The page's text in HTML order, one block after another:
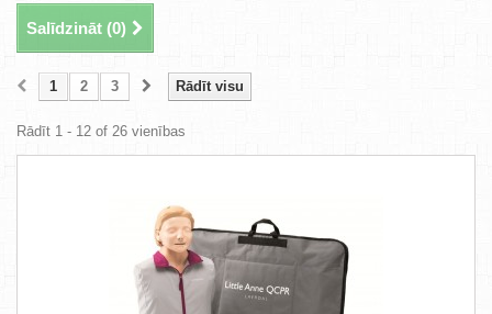
Salīdzināt (0)
Rādīt visu
1 2 3
Rādīt 1 - 12 of 26 vienības